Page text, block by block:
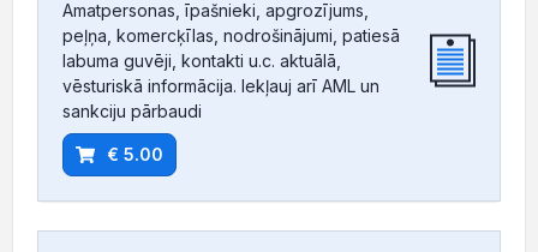
Amatpersonas, īpašnieki, apgrozījums,
peļņa, komercķīlas, nodrošinājumi, patiesā
labuma guvēji, kontakti u.c. aktuālā,
vēsturiskā informācija. Iekļauj arī AML un
sankciju pārbaudi
€ 5.00